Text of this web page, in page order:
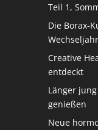
Teil 1,
Die Borax-
Creative
entdeckt
Länger
genießen
Neue